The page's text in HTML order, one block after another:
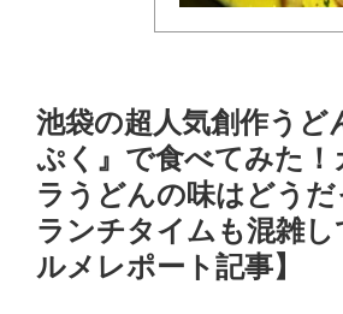
池袋の超人気創作うど
ぷく』で食べてみた！
ラうどんの味はどうだ
ランチタイムも混雑
ルメレポート記事】